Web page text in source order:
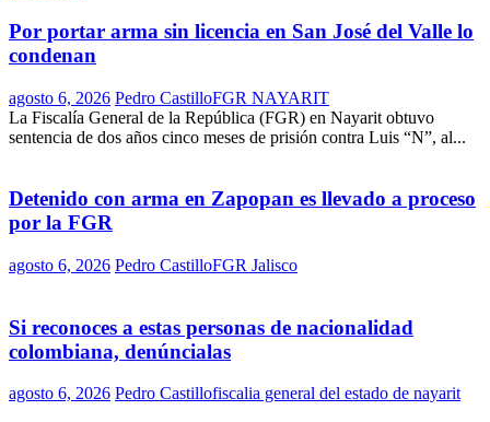
Por portar arma sin licencia en San José del Valle lo
condenan
agosto 6, 2026 Pedro CastilloFGR NAYARIT
La Fiscalía General de la República (FGR) en Nayarit obtuvo
sentencia de dos años cinco meses de prisión contra Luis “N”, al...
Detenido con arma en Zapopan es llevado a proceso
por la FGR
agosto 6, 2026 Pedro CastilloFGR Jalisco
Si reconoces a estas personas de nacionalidad
colombiana, denúncialas
agosto 6, 2026 Pedro Castillofiscalia general del estado de nayarit